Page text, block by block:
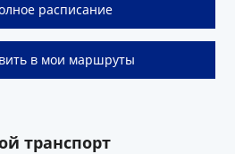
расписание
в мои маршруты
транспорт